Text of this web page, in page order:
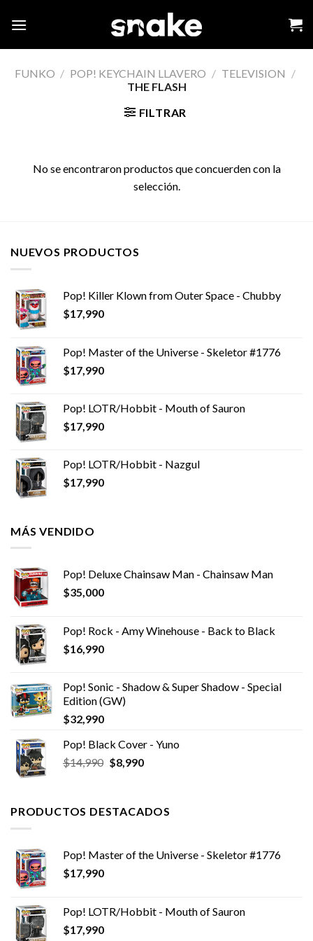
FUNKO / POP! KEYCHAIN LLAVERO / TELEVISION /
THE FLASH
FILTRAR
No se encontraron productos que concuerden con la
selección.
NUEVOS PRODUCTOS
Pop! Killer Klown from Outer Space - Chubby
$17,990
Pop! Master of the Universe - Skeletor #1776
$17,990
Pop! LOTR/Hobbit - Mouth of Sauron
$17,990
Pop! LOTR/Hobbit - Nazgul
$17,990
MÁS VENDIDO
Pop! Deluxe Chainsaw Man - Chainsaw Man
$35,000
Pop! Rock - Amy Winehouse - Back to Black
$16,990
Pop! Sonic - Shadow & Super Shadow - Special
Edition (GW)
$32,990
Pop! Black Cover - Yuno
$14,990 El
era:
$14,990.
$8,990El
es:
$8,990.
PRODUCTOS DESTACADOS
Pop! Master of the Universe - Skeletor #1776
$17,990
Pop! LOTR/Hobbit - Mouth of Sauron
$17,990